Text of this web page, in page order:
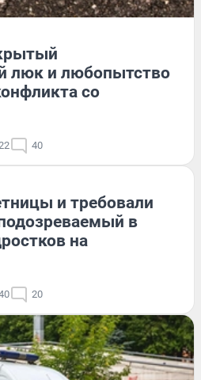
люк и любопытство
со
40
и требовали
в
на
20